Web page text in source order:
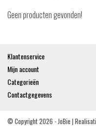
Geen producten gevonden!
Klantenservice
Mijn account
Categorieën
Contactgegevens
© Copyright 2026 - JoBie |